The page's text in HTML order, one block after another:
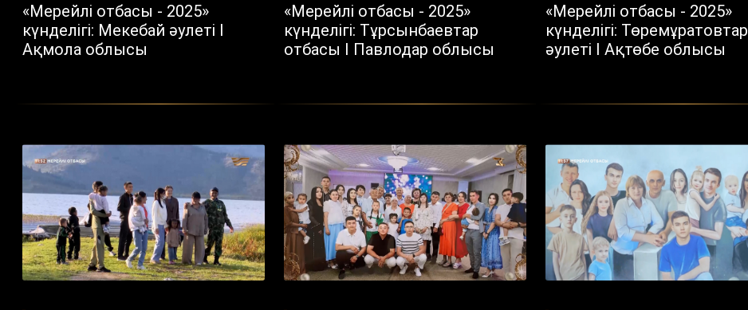
«Мерейлі отбасы - 2025»
күнделігі: Мекебай әулеті I
Ақмола облысы
«Мерейлі отбасы - 2025»
күнделігі: Тұрсынбаевтар
отбасы I Павлодар облысы
«Мерейлі отбасы - 2025»
күнделігі: Төремұратовтар
әулеті I Ақтөбе облысы